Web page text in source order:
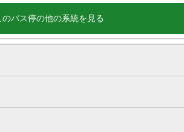
のバス停の他の系統を見る